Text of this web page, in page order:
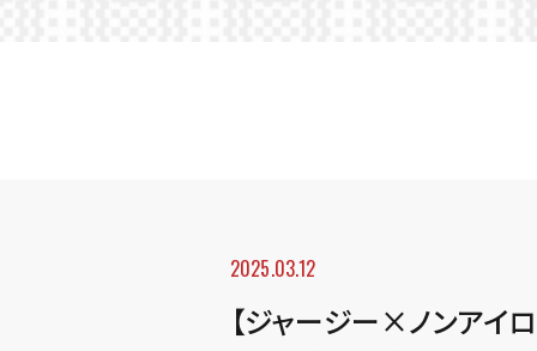
2025.03.12
【ジャージー×ノンアイ